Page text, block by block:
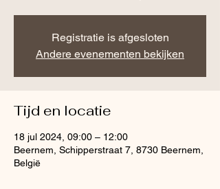
Registratie is afgesloten
Andere evenementen bekijken
Tijd en locatie
18 jul 2024, 09:00 – 12:00
Beernem, Schipperstraat 7, 8730 Beernem,
België